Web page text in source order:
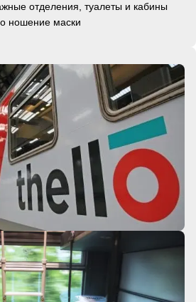
отделения, туалеты и кабины
ношение маски